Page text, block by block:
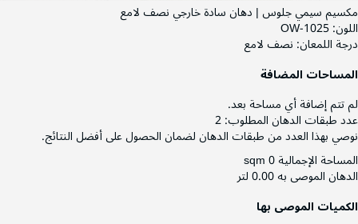
مكسيم سيمي جلوس | دهان سادة خارجي نصف لامع
اللون:OW-1025
درجة اللمعان: نصف لامع
المساحات المضافة
لم تتم إضافة أي مساحة بعد.
عدد طبقات الدهان المطلوب:2
نوصي بهذا العدد من طبقات الدهان لضمان الحصول على أفضل النتائج.
المساحة الإجمالية0 sqm
الدهان الموصى به0.00 لتر
الكميات الموصى بها